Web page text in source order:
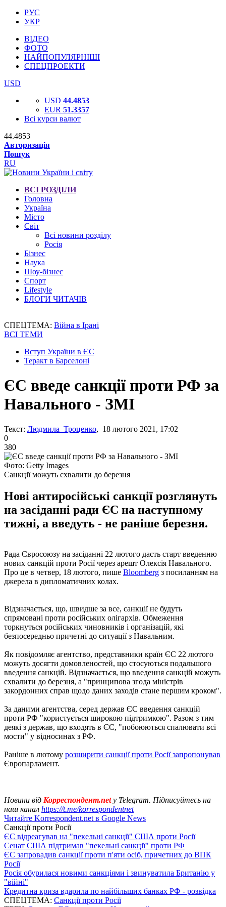
РУС
УКР
ВІДЕО
ФОТО
НАЙПОПУЛЯРНІШІ
СПЕЦПРОЕКТИ
USD
USD 44.4853
EUR 51.3357
Всі курси валют
44.4853
Авторизація
Пошук
RU
ВСІ РОЗДІЛИ
Головна
Україна
Місто
Світ
Всі новини розділу
Росія
Бізнес
Наука
Шоу-бізнес
Спорт
Lifestyle
БЛОГИ ЧИТАЧІВ
СПЕЦТЕМА: Війна в Ірані
ВСІ ТЕМИ
Вступ України в ЄС
Теракт в Барселоні
ЄС введе санкції проти РФ за
Навального - ЗМІ
Текст: Людмила Троценко, 18 лютого 2021, 17:02
0
380
Фото: Getty Images
Санкції можуть схвалити до березня
Нові антиросійські санкції розглянуть
на засіданні ради ЄС на наступному
тижні, а введуть - не раніше березня.
Рада Євросоюзу на засіданні 22 лютого дасть старт введенню
нових санкцій проти Росії через арешт Олексія Навального.
Про це в четвер, 18 лютого, пише Bloomberg з посиланням на
джерела в дипломатичних колах.
Відзначається, що, швидше за все, санкції не будуть
спрямовані проти російських олігархів. Обмеження
торкнуться російських чиновників і організацій, які
безпосередньо причетні до ситуації з Навальним.
Як повідомляє агентство, представники країн ЄС 22 лютого
можуть досягти домовленостей, що стосуються подальшого
введення санкцій. Відзначається, що введення санкцій можуть
схвалити до березня, а "принципова згода міністрів
закордонних справ щодо даних заходів стане першим кроком".
За даними агентства, серед держав ЄС введення санкцій
проти РФ "користується широкою підтримкою". Разом з тим
деякі з держав, що входять в ЄС, "побоюються спалювати всі
мости" у відносинах з РФ.
Раніше в лютому розширити санкції проти Росії запропонував
Європарламент.
Новини від Корреспондент.netу Telegram. Підписуйтесь на
наш канал https://t.me/korrespondentnet
Читайте Korrespondent.net в Google News
Санкції проти Росії
ЄС відреагував на "пекельні санкції" США проти Росії
Сенат США підтримав "пекельні санкції" проти РФ
ЄС запровадив санкції проти п'яти осіб, причетних до ВПК
Росії
Росія обурилася новими санкціями і звинуватила Британію у
"війні"
Кредитна криза вдарила по найбільших банках РФ - розвідка
СПЕЦТЕМА: Санкції проти Росії